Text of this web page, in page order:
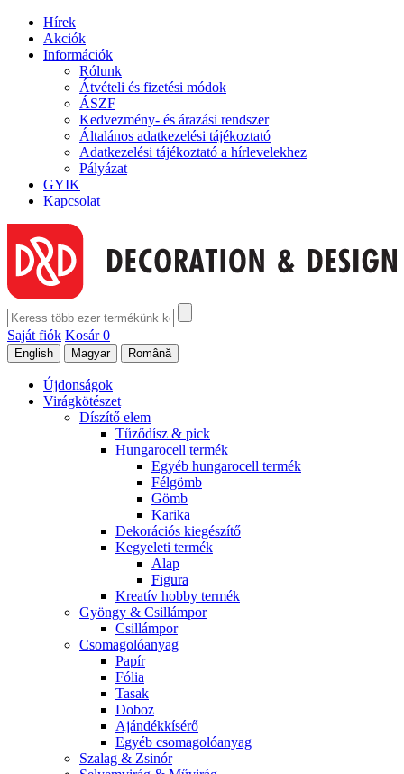
Hírek
Akciók
Információk
Rólunk
Átvételi és fizetési módok
ÁSZF
Kedvezmény- és árazási rendszer
Általános adatkezelési tájékoztató
Adatkezelési tájékoztató a hírlevelekhez
Pályázat
GYIK
Kapcsolat
Saját fiók Kosár 0
Újdonságok
Virágkötészet
Díszítő elem
Tűződísz & pick
Hungarocell termék
Egyéb hungarocell termék
Félgömb
Gömb
Karika
Dekorációs kiegészítő
Kegyeleti termék
Alap
Figura
Kreatív hobby termék
Gyöngy & Csillámpor
Csillámpor
Csomagolóanyag
Papír
Fólia
Tasak
Doboz
Ajándékkísérő
Egyéb csomagolóanyag
Szalag & Zsinór